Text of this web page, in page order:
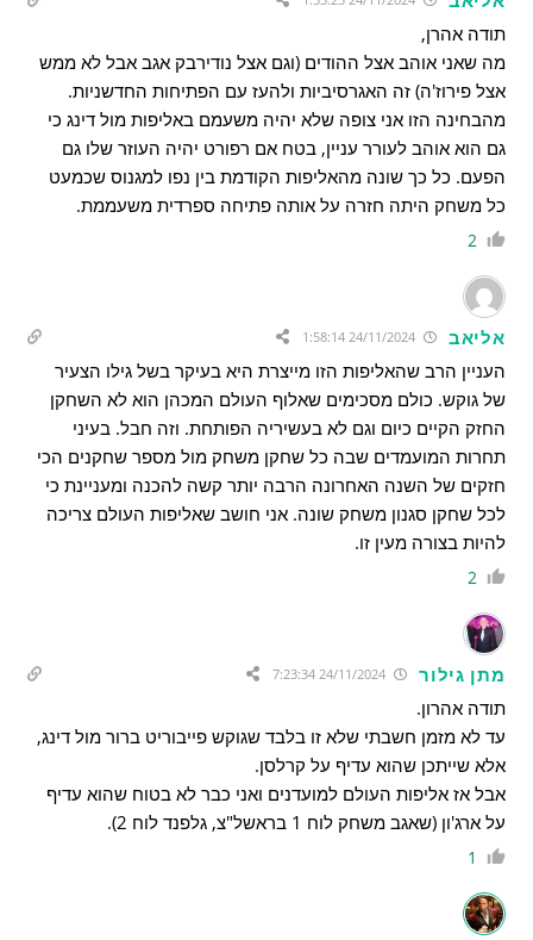
תודה אהרן,
מה שאני אוהב אצל ההודים (וגם אצל נודירבק אגב אבל לא ממש
אצל פירוז'ה) זה האגרסיביות ולהעז עם הפתיחות החדשניות.
מהבחינה הזו אני צופה שלא יהיה משעמם באליפות מול דינג כי
גם הוא אוהב לעורר עניין, בטח אם רפורט יהיה העוזר שלו גם
הפעם. כל כך שונה מהאליפות הקודמת בין נפו למגנוס שכמעט
כל משחק היתה חזרה על אותה פתיחה ספרדית משעממת.
2
אליאב
העניין הרב שהאליפות הזו מייצרת היא בעיקר בשל גילו הצעיר
של גוקש. כולם מסכימים שאלוף העולם המכהן הוא לא השחקן
החזק הקיים כיום וגם לא בעשיריה הפותחת. וזה חבל. בעיני
תחרות המועמדים שבה כל שחקן משחק מול מספר שחקנים הכי
חזקים של השנה האחרונה הרבה יותר קשה להכנה ומעניינת כי
לכל שחקן סגנון משחק שונה. אני חושב שאליפות העולם צריכה
להיות בצורה מעין זו.
2
מתן גילור
תודה אהרון.
עד לא מזמן חשבתי שלא זו בלבד שגוקש פייבוריט ברור מול דינג,
אלא שייתכן שהוא עדיף על קרלסן.
אבל אז אליפות העולם למועדנים ואני כבר לא בטוח שהוא עדיף
על ארג'ון (שאגב משחק לוח 1 בראשל"צ, גלפנד לוח 2).
1